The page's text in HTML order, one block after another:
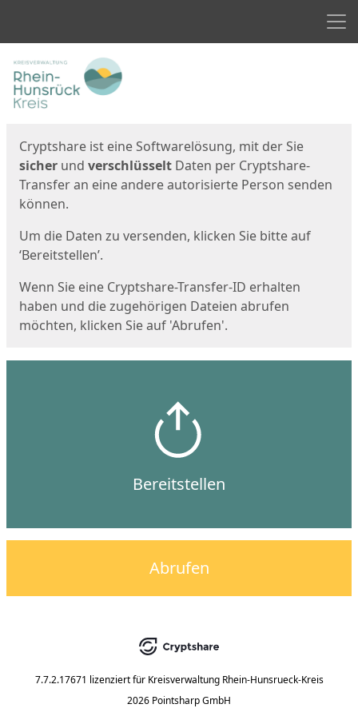
Start
Cryptshare ist eine Softwarelösung, mit der Sie
sicher und verschlüsselt Daten per Cryptshare-
Transfer an eine andere autorisierte Person senden
können.
Um die Daten zu versenden, klicken Sie bitte auf
‘Bereitstellen’.
Wenn Sie eine Cryptshare-Transfer-ID erhalten
haben und die zugehörigen Dateien abrufen
möchten, klicken Sie auf 'Abrufen'.
Bereitstellen
Abrufen
7.7.2.17671 lizenziert für Kreisverwaltung Rhein-Hunsrueck-Kreis
2026 Pointsharp GmbH